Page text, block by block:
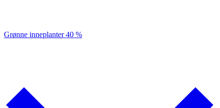
Grønne inneplanter40 %